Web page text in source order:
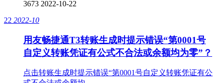
3673 2022-10-22
22 2022-10
用友畅捷通T3转账生成时提示错误“第0001号
自定义转账凭证有公式不合法或余额均为零”？
点击转账生成时提示错误“第0001号自定义转账凭证有公